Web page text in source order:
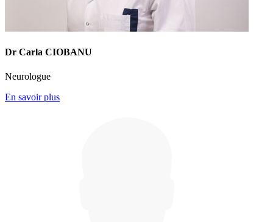
Dr Carla CIOBANU
Neurologue
En savoir plus